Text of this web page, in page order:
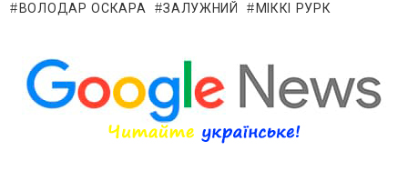
ВОЛОДАР ОСКАРА
ЗАЛУЖНИЙ МІККІ РУРК